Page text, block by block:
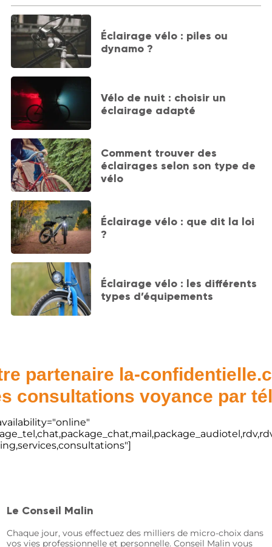
Éclairage vélo : piles ou
dynamo ?
Vélo de nuit : choisir un
éclairage adapté
Comment trouver des
éclairages selon son type de
vélo
Éclairage vélo : que dit la loi
?
Éclairage vélo : les différents
types d’équipements
partenaire la-
consultations voyance par
Le Conseil Malin
Chaque jour, vous effectuez des milliers de micro-choix dans
vos vies professionnelle et personnelle. Conseil Malin vous